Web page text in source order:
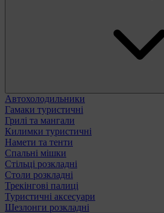
Автохолодильники
Гамаки туристичні
Грилі та мангали
Килимки туристичні
Намети та тенти
Спальні мішки
Стільці розкладні
Столи розкладні
Трекінгові палиці
Туристичні аксесуари
Шезлонги розкладні